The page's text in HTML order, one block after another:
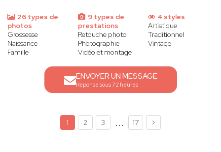
26 types de
photos
Grossesse
Naissance
Famille
9 types de
prestations
Retouche photo
Photographie
Vidéo et montage
4 styles
Artistique
Traditionnel
Vintage
ENVOYER UN MESSAGE
Réponse sous 72 heures
1 2 3 ... 17